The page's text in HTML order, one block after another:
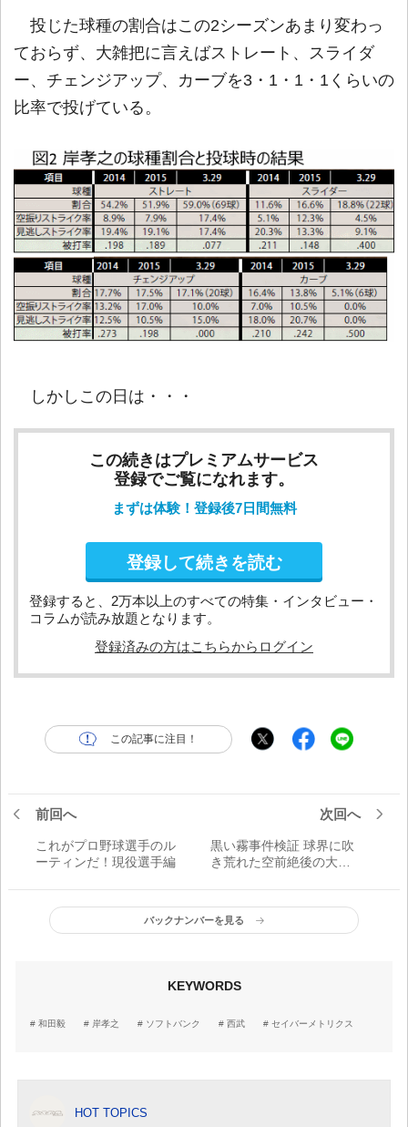
投じた球種の割合はこの2シーズンあまり変わっ
ておらず、大雑把に言えばストレート、スライダ
ー、チェンジアップ、カーブを3・1・1・1くらいの
比率で投げている。
しかしこの日は・・・
この続きはプレミアムサービス
登録でご覧になれます。
まずは体験！登録後7日間無料
登録して続きを読む
登録すると、2万本以上のすべての特集・インタビュー・
コラムが読み放題となります。
登録済みの方はこちらからログイン
この記事に注目！
前回へ
これがプロ野球選手のル
ーティンだ！現役選手編
次回へ
黒い霧事件検証 球界に吹
き荒れた空前絶後の大事
バックナンバーを見る
KEYWORDS
和田毅 岸孝之 ソフトバンク 西武 セイバーメトリクス
HOT TOPICS